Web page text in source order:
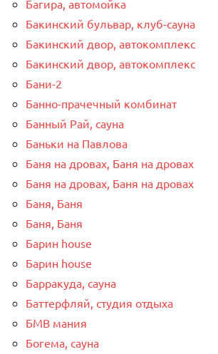
Багира, автомойка
Бакинский бульвар, клуб-сауна
Бакинский двор, автокомплекс
Бакинский двор, автокомплекс
Бани-2
Банно-прачечный комбинат
Банный Рай, сауна
Баньки на Павлова
Баня на дровах, Баня на дровах
Баня на дровах, Баня на дровах
Баня, Баня
Баня, Баня
Барин house
Барин house
Барракуда, сауна
Баттерфляй, студия отдыха
БМВ мания
Богема, сауна